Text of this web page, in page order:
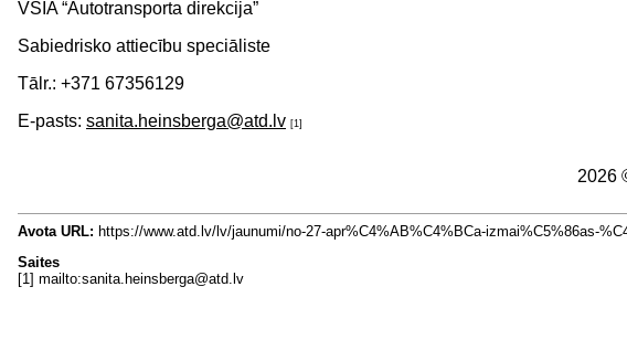
VSIA “Autotransporta direkcija”
Sabiedrisko attiecību speciāliste
Tālr.: +371 67356129
E-pasts: sanita.heinsberga@atd.lv [1]
2026
Avota URL: https://www.atd.lv/lv/jaunumi/no-27-apr%C4%AB%C4%BCa-izmai%C5%86as-
Saites
[1] mailto:sanita.heinsberga@atd.lv